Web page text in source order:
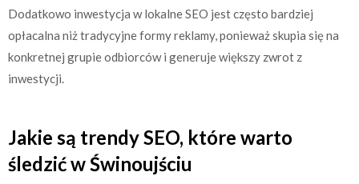
Dodatkowo inwestycja w lokalne SEO jest często bardziej
opłacalna niż tradycyjne formy reklamy, ponieważ skupia się na
konkretnej grupie odbiorców i generuje większy zwrot z
inwestycji.
Jakie są trendy SEO, które warto
śledzić w Świnoujściu